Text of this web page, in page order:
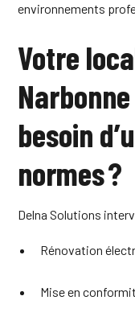
environnements
Votre
besoin
normes ?
Delna Solutions
Rénovation
Mise en